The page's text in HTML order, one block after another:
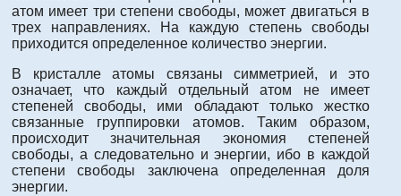
атом имеет три степени свободы, может двигаться в
трех направлениях. На каждую степень свободы
приходится определенное количество энергии.
В кристалле атомы связаны симметрией, и это
означает, что каждый отдельный атом не имеет
степеней свободы, ими обладают только жестко
связанные группировки атомов. Таким образом,
происходит значительная экономия степеней
свободы, а следовательно и энергии, ибо в каждой
степени свободы заключена определенная доля
энергии.